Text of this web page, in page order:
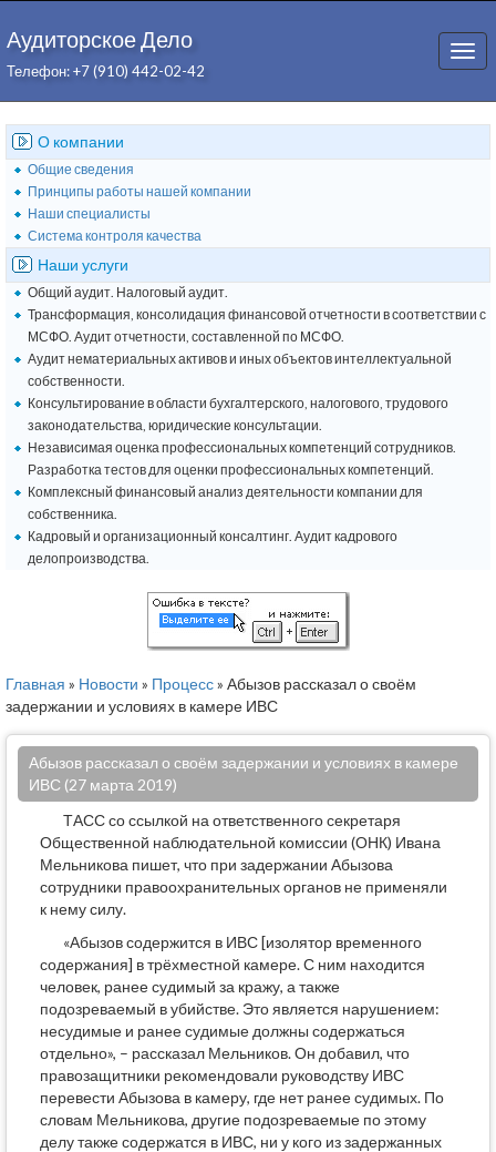
Аудиторское Дело
Телефон: +7 (910) 442-02-42
О компании
Общие сведения
Принципы работы нашей компании
Наши специалисты
Система контроля качества
Наши услуги
Общий аудит. Налоговый аудит.
Трансформация, консолидация финансовой отчетности в соответствии с
МСФО. Аудит отчетности, составленной по МСФО.
Аудит нематериальных активов и иных объектов интеллектуальной
собственности.
Консультирование в области бухгалтерского, налогового, трудового
законодательства, юридические консультации.
Независимая оценка профессиональных компетенций сотрудников.
Разработка тестов для оценки профессиональных компетенций.
Комплексный финансовый анализ деятельности компании для
собственника.
Кадровый и организационный консалтинг. Аудит кадрового
делопроизводства.
Главная » Новости » Процесс» Абызов рассказал о своём
задержании и условиях в камере ИВС
Абызов рассказал о своём задержании и условиях в камере
ИВС (27 марта 2019)
ТАСС со ссылкой на ответственного секретаря
Общественной наблюдательной комиссии (ОНК) Ивана
Мельникова пишет, что при задержании Абызова
сотрудники правоохранительных органов не применяли
к нему силу.
«Абызов содержится в ИВС [изолятор временного
содержания] в трёхместной камере. С ним находится
человек, ранее судимый за кражу, а также
подозреваемый в убийстве. Это является нарушением:
несудимые и ранее судимые должны содержаться
отдельно», – рассказал Мельников. Он добавил, что
правозащитники рекомендовали руководству ИВС
перевести Абызова в камеру, где нет ранее судимых. По
словам Мельникова, другие подозреваемые по этому
делу также содержатся в ИВС, ни у кого из задержанных